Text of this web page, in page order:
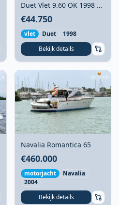
Duet Vlet 9.60 OK 1998 –
BTW betaald, vaarklaar &
onderhouden
€44.750
vlet Duet
1998
Bekijk details
Navalia Romantica 65
€460.000
motorjacht
Navalia
2004
Bekijk details